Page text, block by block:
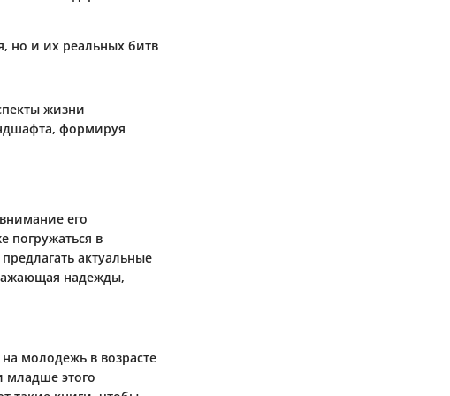
но и их реальных битв
жизни
формируя
его
погружаться в
актуальные
надежды,
молодежь в возрасте
младше этого